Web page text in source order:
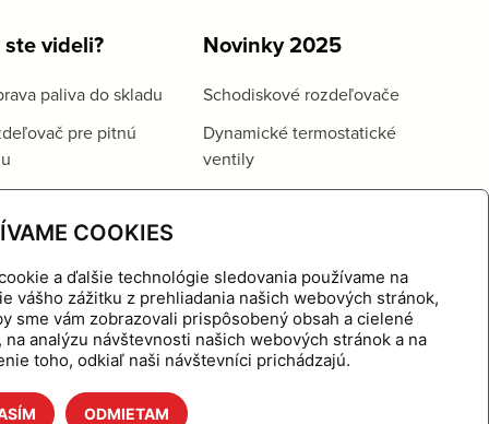
COOKIES
a ďalšie technológie sledovania používame na
vášho zážitku z prehliadania našich webových stránok,
sme vám zobrazovali prispôsobený obsah a cielené
na analýzu návštevnosti našich webových stránok a na
toho, odkiaľ naši návštevníci prichádzajú.
ODMIETAM
videli?
paliva do skladu
pre pitnú
Novinky 2025
Schodiskové rozdeľovače
Dynamické termostatické
ventily